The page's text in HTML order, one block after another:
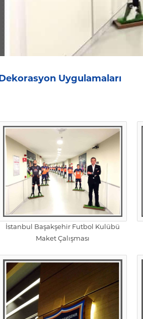
Dekorasyon Uygulamaları
İstanbul Başakşehir Futbol Kulübü
Maket Çalışması